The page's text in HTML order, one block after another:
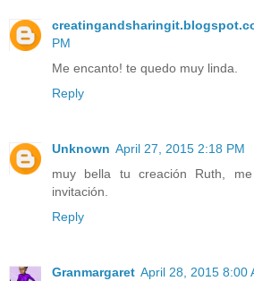
PM
Me encanto! te quedo muy linda.
Reply
Unknown April 27, 2015 2:18 PM
muy bella tu creación Ruth,
invitación.
Reply
Granmargaret April 28, 2015 8:00